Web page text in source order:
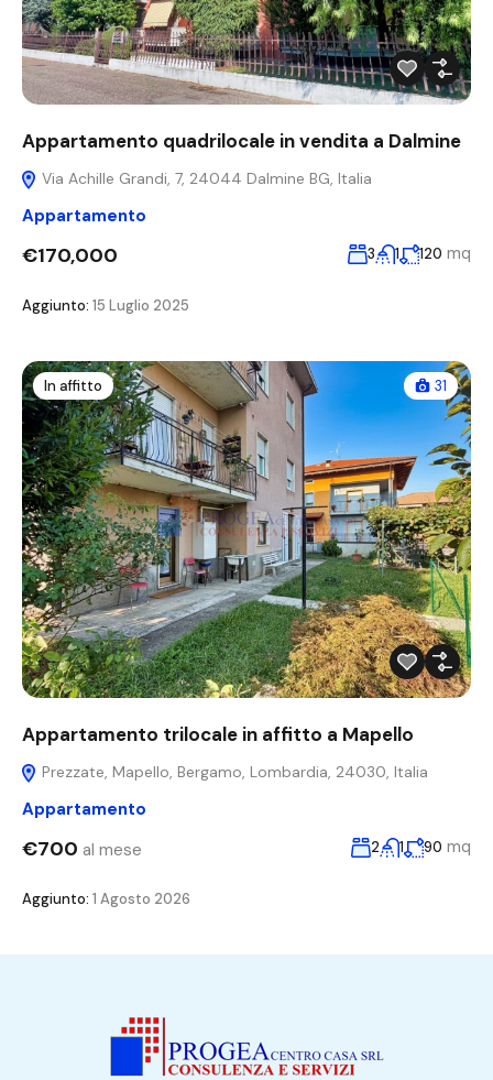
Appartamento quadrilocale in vendita a Dalmine
Via Achille Grandi, 7, 24044 Dalmine BG, Italia
Appartamento
€170,000 3 1 120 mq
Aggiunto: 15 Luglio 2025
In affitto 31
Appartamento trilocale in affitto a Mapello
Prezzate, Mapello, Bergamo, Lombardia, 24030, Italia
Appartamento
€700 al mese 2 1 90 mq
Aggiunto: 1 Agosto 2026